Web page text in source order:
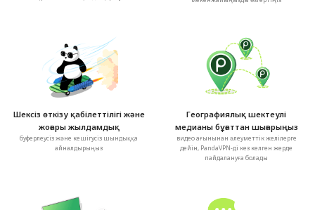
Шексіз өткізу қабілеттілігі және
жоғары жылдамдық
буферлеусіз және кешігусіз шындыққа
айналдырыңыз
Географиялық шектеулі
медианы бұғаттан шығарыңыз
видео ағынынан әлеуметтік желілерге
дейін, PandaVPN-ді кез келген жерде
пайдалануға болады